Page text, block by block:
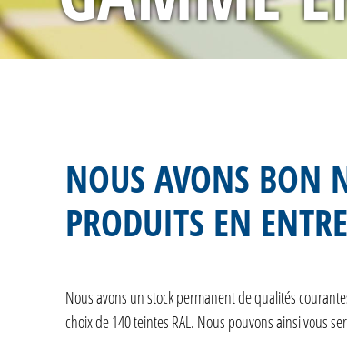
NOUS AVONS BON
PRODUITS EN
Nous avons un stock permanent de qualités
choix de 140 teintes RAL. Nous pouvons ainsi vous